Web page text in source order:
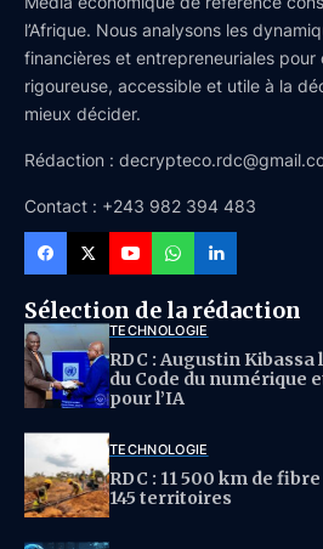
l’Afrique. Nous analysons les
financières et entrepreneuriales pour
rigoureuse, accessible et utile à la
mieux décider.
Rédaction :
Contact : +243 982 394 483
Sélection de la rédaction
TECHNOLOGIE
RDC : Augustin
du Code du numérique
pour l’IA
TECHNOLOGIE
RDC : 11 500 km de
145 territoires